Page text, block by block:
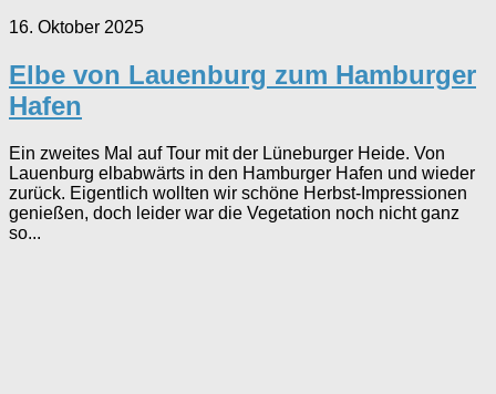
16. Oktober 2025
Elbe von Lauenburg zum Hamburger
Hafen
Ein zweites Mal auf Tour mit der Lüneburger Heide. Von
Lauenburg elbabwärts in den Hamburger Hafen und wieder
zurück. Eigentlich wollten wir schöne Herbst-Impressionen
genießen, doch leider war die Vegetation noch nicht ganz
so...